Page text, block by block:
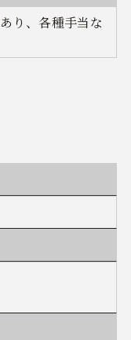
り、各種手当な